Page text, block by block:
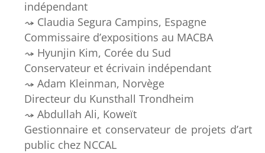
indépendant
Claudia Segura Campins, Espagne
Commissaire d’expositions au MACBA
Hyunjin Kim, Corée du Sud
Conservateur et écrivain indépendant
Adam Kleinman, Norvège
Directeur du Kunsthall Trondheim
Abdullah Ali, Koweït
Gestionnaire et conservateur de projets d’art
public chez NCCAL